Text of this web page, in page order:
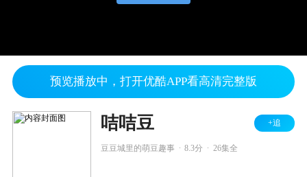
预览播放中，打开优酷APP看高清完整版
咭咭豆 +追
豆豆城里的萌豆趣事 8.3分 26集全